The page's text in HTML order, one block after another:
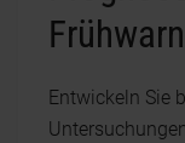
Entwickeln Sie